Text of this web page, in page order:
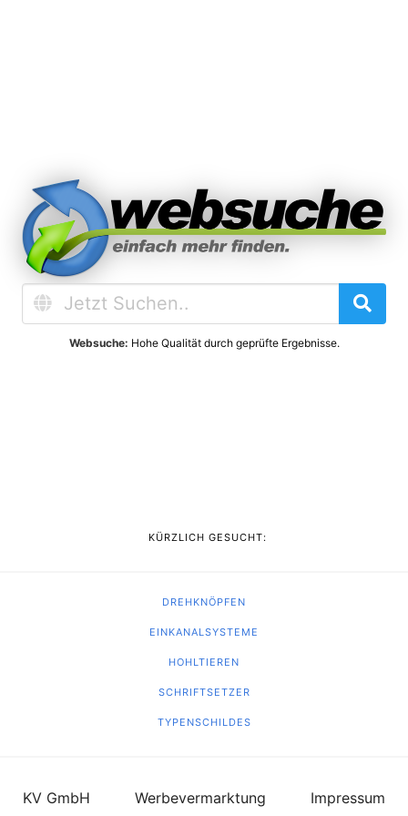
Websuche: Hohe Qualität durch geprüfte Ergebnisse.
KÜRZLICH GESUCHT:
DREHKNÖPFEN
EINKANALSYSTEME
HOHLTIEREN
SCHRIFTSETZER
TYPENSCHILDES
KV GmbH Werbevermarktung Impressum